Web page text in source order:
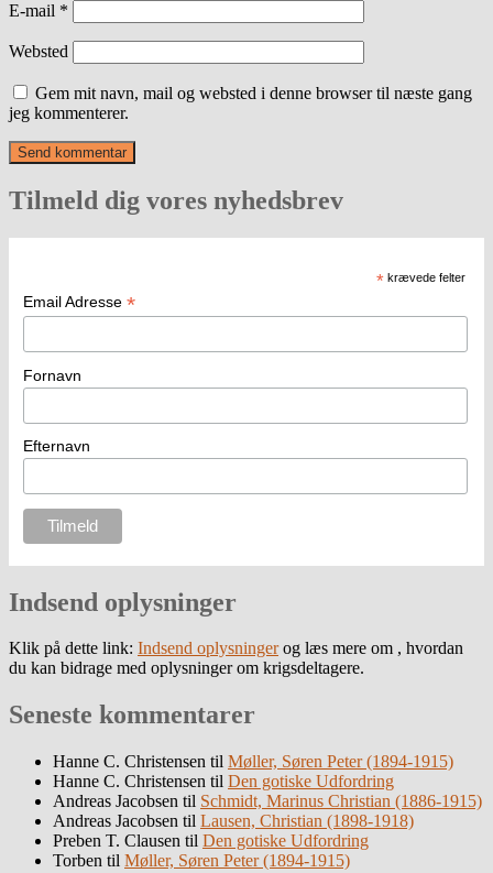
E-mail *
Websted
Gem mit navn, mail og websted i denne browser til næste gang
jeg kommenterer.
Tilmeld dig vores nyhedsbrev
* krævede felter
Email Adresse *
Fornavn
Efternavn
Indsend oplysninger
Klik på dette link: Indsend oplysningerog læs mere om , hvordan
du kan bidrage med oplysninger om krigsdeltagere.
Seneste kommentarer
Hanne C. Christensen til Møller, Søren Peter (1894-1915)
Hanne C. Christensen til Den gotiske Udfordring
Andreas Jacobsen til Schmidt, Marinus Christian (1886-1915)
Andreas Jacobsen til Lausen, Christian (1898-1918)
Preben T. Clausen til Den gotiske Udfordring
Torben til Møller, Søren Peter (1894-1915)